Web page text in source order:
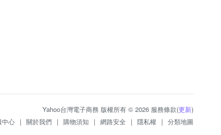
Yahoo台灣電子商務 版權所有 © 2026 服務條款(更新)
中心 | 關於我們 | 購物須知 | 網路安全 | 隱私權 | 分類地圖